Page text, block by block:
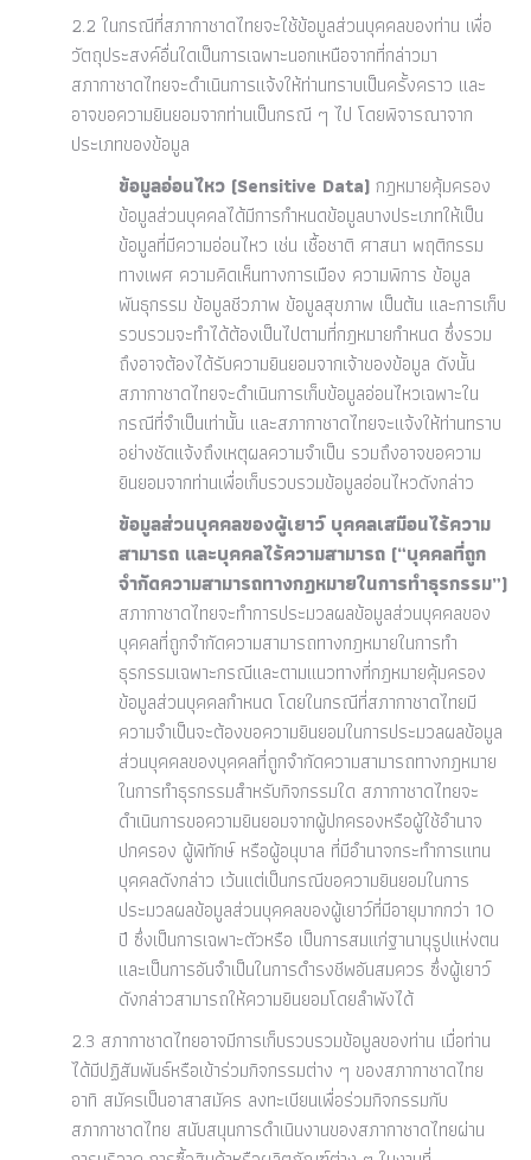
2.2 ในกรณีที่สภากาชาดไทยจะใช้ข้อมูลส่วนบุคคลของท่าน เพื่อ
วัตถุประสงค์อื่นใดเป็นการเฉพาะนอกเหนือจากที่กล่าวมา
สภากาชาดไทยจะดำเนินการแจ้งให้ท่านทราบเป็นครั้งคราว และ
อาจขอความยินยอมจากท่านเป็นกรณี ๆ ไป โดยพิจารณาจาก
ประเภทของข้อมูล
ข้อมูลอ่อนไหว (Sensitive Data) กฎหมายคุ้มครอง
ข้อมูลส่วนบุคคลได้มีการกำหนดข้อมูลบางประเภทให้เป็น
ข้อมูลที่มีความอ่อนไหว เช่น เชื้อชาติ ศาสนา พฤติกรรม
ทางเพศ ความคิดเห็นทางการเมือง ความพิการ ข้อมูล
พันธุกรรม ข้อมูลชีวภาพ ข้อมูลสุขภาพ เป็นต้น และการเก็บ
รวบรวมจะทำได้ต้องเป็นไปตามที่กฎหมายกำหนด ซึ่งรวม
ถึงอาจต้องได้รับความยินยอมจากเจ้าของข้อมูล ดังนั้น
สภากาชาดไทยจะดำเนินการเก็บข้อมูลอ่อนไหวเฉพาะใน
กรณีที่จำเป็นเท่านั้น และสภากาชาดไทยจะแจ้งให้ท่านทราบ
อย่างชัดแจ้งถึงเหตุผลความจำเป็น รวมถึงอาจขอความ
ยินยอมจากท่านเพื่อเก็บรวบรวมข้อมูลอ่อนไหวดังกล่าว
ข้อมูลส่วนบุคคลของผู้เยาว์ บุคคลเสมือนไร้ความ
สามารถ และบุคคลไร้ความสามารถ (“บุคคลที่ถูก
จำกัดความสามารถทางกฎหมายในการทำธุรกรรม”)
สภากาชาดไทยจะทำการประมวลผลข้อมูลส่วนบุคคลของ
บุคคลที่ถูกจำกัดความสามารถทางกฎหมายในการทำ
ธุรกรรมเฉพาะกรณีและตามแนวทางที่กฎหมายคุ้มครอง
ข้อมูลส่วนบุคคลกำหนด โดยในกรณีที่สภากาชาดไทยมี
ความจำเป็นจะต้องขอความยินยอมในการประมวลผลข้อมูล
ส่วนบุคคลของบุคคลที่ถูกจำกัดความสามารถทางกฎหมาย
ในการทำธุรกรรมสำหรับกิจกรรมใด สภากาชาดไทยจะ
ดำเนินการขอความยินยอมจากผู้ปกครองหรือผู้ใช้อำนาจ
ปกครอง ผู้พิทักษ์ หรือผู้อนุบาล ที่มีอำนาจกระทำการแทน
บุคคลดังกล่าว เว้นแต่เป็นกรณีขอความยินยอมในการ
ประมวลผลข้อมูลส่วนบุคคลของผู้เยาว์ที่มีอายุมากกว่า 10
ปี ซึ่งเป็นการเฉพาะตัวหรือ เป็นการสมแก่ฐานานุรูปแห่งตน
และเป็นการอันจำเป็นในการดำรงชีพอันสมควร ซึ่งผู้เยาว์
ดังกล่าวสามารถให้ความยินยอมโดยลำพังได้
2.3 สภากาชาดไทยอาจมีการเก็บรวบรวมข้อมูลของท่าน เมื่อท่าน
ได้มีปฏิสัมพันธ์หรือเข้าร่วมกิจกรรมต่าง ๆ ของสภากาชาดไทย
อาทิ สมัครเป็นอาสาสมัคร ลงทะเบียนเพื่อร่วมกิจกรรมกับ
สภากาชาดไทย สนับสนุนการดำเนินงานของสภากาชาดไทยผ่าน